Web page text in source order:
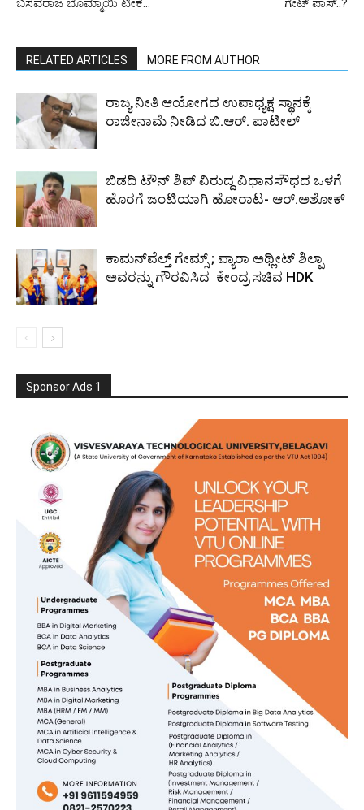
ಬಸವರಾಜ ಬೊಮ್ಮಾಯಿ ಟೀಕೆ… ಗೇಟ್ ಪಾಸ್..?
RELATED ARTICLES MORE FROM AUTHOR
ರಾಜ್ಯ ನೀತಿ ಆಯೋಗದ ಉಪಾಧ್ಯಕ್ಷ ಸ್ಥಾನಕ್ಕೆ
ರಾಜೀನಾಮೆ ನೀಡಿದ ಬಿ.ಆರ್. ಪಾಟೀಲ್
ಬಿಡದಿ ಟೌನ್ ಶಿಪ್ ವಿರುದ್ದ ವಿಧಾನಸೌಧದ ಒಳಗೆ
ಹೊರಗೆ ಜಂಟಿಯಾಗಿ ಹೋರಾಟ- ಆರ್.ಅಶೋಕ್
ಕಾಮನ್‌ವೆಲ್ತ್ ಗೇಮ್ಸ್‌ ; ಪ್ಯಾರಾ ಅಥ್ಲೀಟ್ ಶಿಲ್ಪಾ
ಅವರನ್ನು ಗೌರವಿಸಿದ ಕೇಂದ್ರ ಸಚಿವ HDK
Sponsor Ads 1